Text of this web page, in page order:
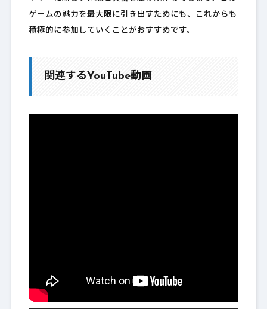
ゲームの魅力を最大限に引き出すためにも、これからも
積極的に参加していくことがおすすめです。
関連するYouTube動画